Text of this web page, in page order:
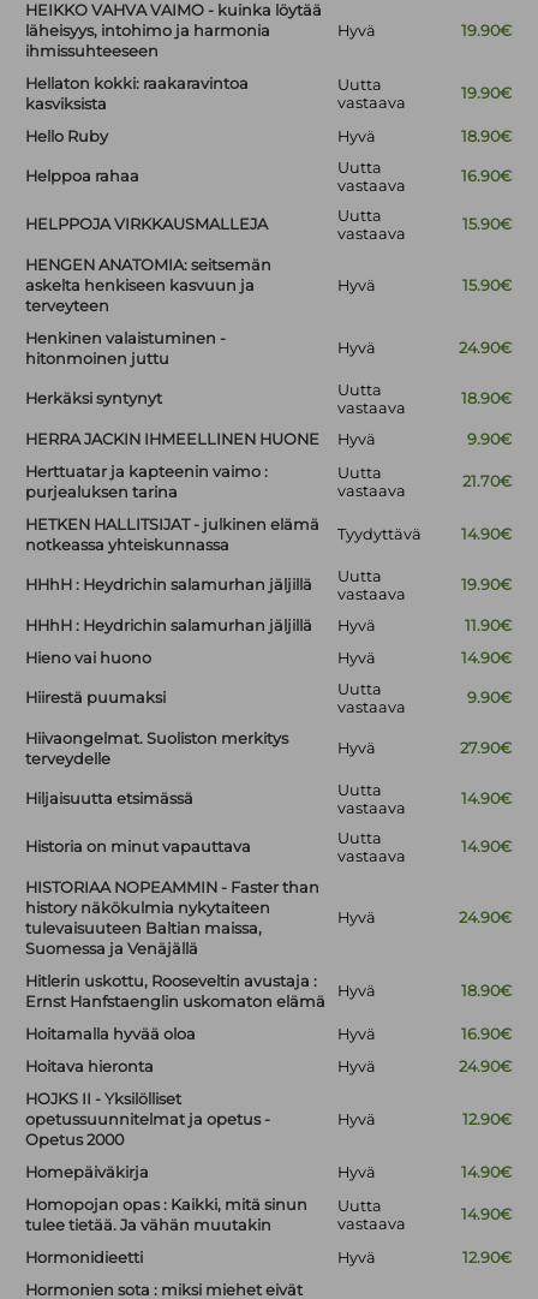
HEIKKO VAHVA VAIMO - kuinka löytää
läheisyys, intohimo ja harmonia
ihmissuhteeseen
Hyvä 19.90€
Hellaton kokki: raakaravintoa
kasviksista
Uutta
vastaava
19.90€
Hello Ruby Hyvä 18.90€
Helppoa rahaa
Uutta
vastaava
16.90€
HELPPOJA VIRKKAUSMALLEJA
Uutta
vastaava
15.90€
HENGEN ANATOMIA: seitsemän
askelta henkiseen kasvuun ja
terveyteen
Hyvä 15.90€
Henkinen valaistuminen -
hitonmoinen juttu
Hyvä 24.90€
Herkäksi syntynyt
Uutta
vastaava
18.90€
HERRA JACKIN IHMEELLINEN HUONE Hyvä
9.90€
Herttuatar ja kapteenin vaimo :
purjealuksen tarina
Uutta
vastaava
21.70€
HETKEN HALLITSIJAT - julkinen elämä
notkeassa yhteiskunnassa
Tyydyttävä 14.90€
HHhH : Heydrichin salamurhan jäljillä
Uutta
vastaava
19.90€
HHhH : Heydrichin salamurhan jäljillä Hyvä
11.90€
Hieno vai huono
Hyvä 14.90€
Hiirestä puumaksi
Uutta
vastaava
9.90€
Hiivaongelmat. Suoliston merkitys
terveydelle
Hyvä 27.90€
Hiljaisuutta etsimässä
Uutta
vastaava
14.90€
Historia on minut vapauttava
Uutta
vastaava
14.90€
HISTORIAA NOPEAMMIN - Faster than
history näkökulmia nykytaiteen
tulevaisuuteen Baltian maissa,
Suomessa ja Venäjällä
Hyvä 24.90€
Hitlerin uskottu, Rooseveltin avustaja :
Ernst Hanfstaenglin uskomaton elämä
Hyvä 18.90€
Hoitamalla hyvää oloa Hyvä
16.90€
Hoitava hieronta
Hyvä
24.90€
HOJKS II - Yksilölliset
opetussuunnitelmat ja opetus -
Opetus 2000
Hyvä 12.90€
Homepäiväkirja Hyvä
14.90€
Homopojan opas : Kaikki, mitä sinun
tulee tietää. Ja vähän muutakin
Uutta
vastaava
14.90€
Hormonidieetti Hyvä
12.90€
Hormonien sota : miksi miehet eivät